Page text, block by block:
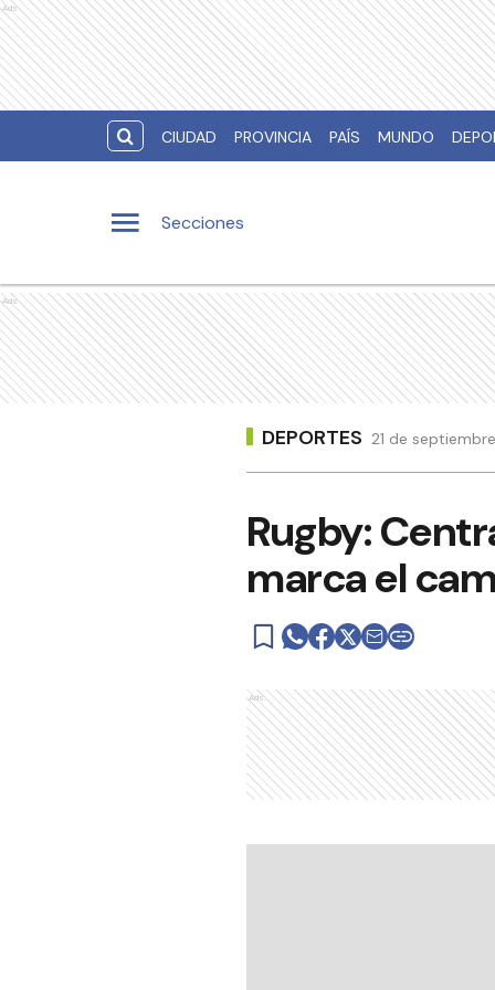
Ads
CIUDAD PROVINCIA PAÍS MUNDO
Secciones
Ads
DEPORTES 21 de
Rugby:
marca el
Ads